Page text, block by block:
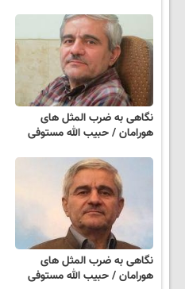
نگاهی به ضرب المثل های
هورامان / حبیب الله مستوفی
نگاهی به ضرب المثل های
هورامان / حبیب الله مستوفی